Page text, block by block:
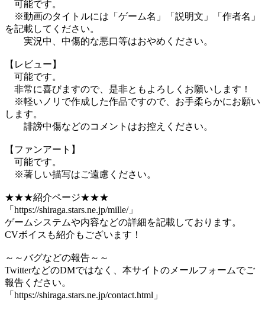
可能です。
※動画のタイトルには「ゲーム名」「説明文」「作者名」
を記載してください。
実況中、中傷的な悪口等はおやめください。
【レビュー】
可能です。
非常に喜びますので、是非ともよろしくお願いします！
※軽いノリで作成した作品ですので、お手柔らかにお願い
します。
誹謗中傷などのコメントはお控えください。
【ファンアート】
可能です。
※著しい描写はご遠慮ください。
★★★紹介ページ★★★
「https://shiraga.stars.ne.jp/mille/」
ゲームシステムや内容などの詳細を記載しております。
CVボイスも紹介もございます！
～～バグなどの報告～～
TwitterなどのDMではなく、本サイトのメールフォームでご
報告ください。
「https://shiraga.stars.ne.jp/contact.html」